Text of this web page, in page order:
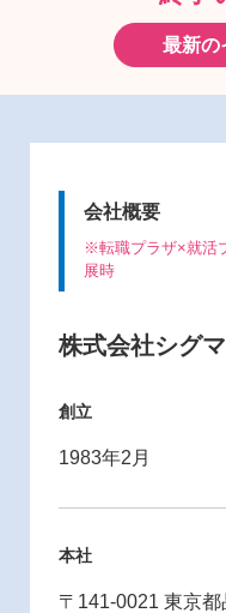
最新の
会社概要
※転職プラザ×就活
展時
株式会社シグ
創立
1983年2月
本社
〒141-0021 東京